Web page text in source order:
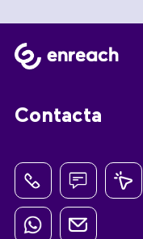
Contacta